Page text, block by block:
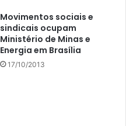
Movimentos sociais e
sindicais ocupam
Ministério de Minas e
Energia em Brasília
17/10/2013